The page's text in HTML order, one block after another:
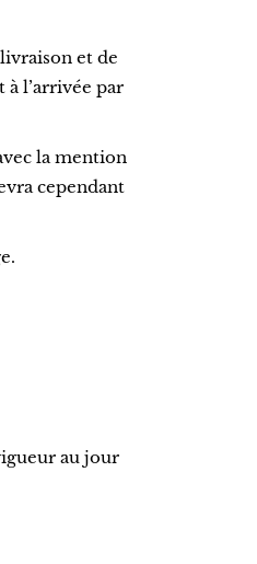
et de
l’arrivée par
la mention
cependant
au jour